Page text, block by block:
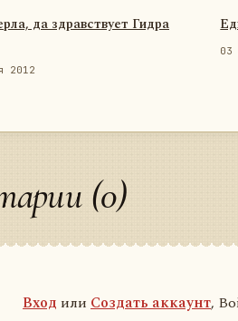
да здравствует Гидра
2012
03
(0)
Вход или Создать аккаунт,